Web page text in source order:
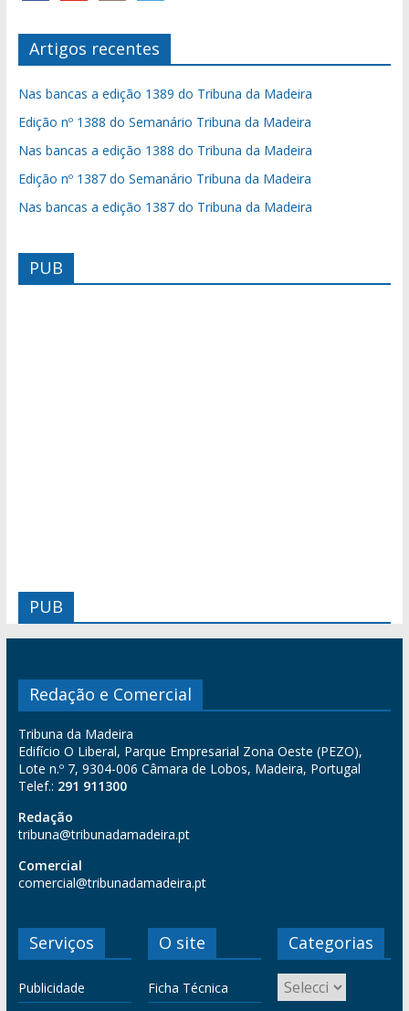
Artigos recentes
Nas bancas a edição 1389 do Tribuna da Madeira
Edição nº 1388 do Semanário Tribuna da Madeira
Nas bancas a edição 1388 do Tribuna da Madeira
Edição nº 1387 do Semanário Tribuna da Madeira
Nas bancas a edição 1387 do Tribuna da Madeira
PUB
PUB
Redação e Comercial
Tribuna da Madeira
Edifício O Liberal, Parque Empresarial Zona Oeste (PEZO),
Lote n.º 7, 9304-006 Câmara de Lobos, Madeira, Portugal
Telef.: 291 911300
Redação
tribuna@tribunadamadeira.pt
Comercial
comercial@tribunadamadeira.pt
Serviços
Publicidade
O site
Ficha Técnica
Categorias